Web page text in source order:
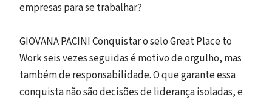
empresas para se trabalhar?
GIOVANA PACINI Conquistar o selo Great Place to
Work seis vezes seguidas é motivo de orgulho, mas
também de responsabilidade. O que garante essa
conquista não são decisões de liderança isoladas, e